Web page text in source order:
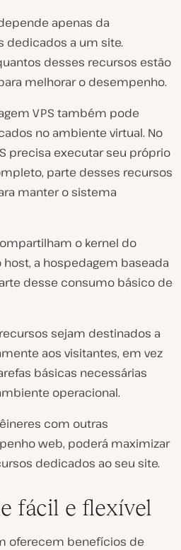
apenas da
dedicados a um site.
desses recursos estão
melhorar o desempenho.
VPS também pode
no ambiente virtual. No
precisa executar seu próprio
parte desses recursos
manter o sistema
o kernel do
a hospedagem baseada
desse consumo básico de
sejam destinados a
aos visitantes, em vez
básicas necessárias
operacional.
com outras
web, poderá maximizar
dedicados ao seu site.
fácil e flexível
oferecem benefícios de